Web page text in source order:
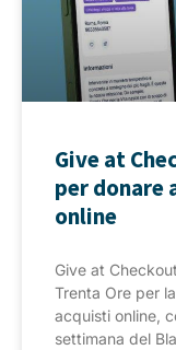
Give at
per donare
online
Give at
Trenta Ore per
acquisti online,
settimana del